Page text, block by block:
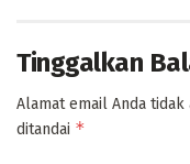
Tinggalkan
Alamat email Anda
ditandai *